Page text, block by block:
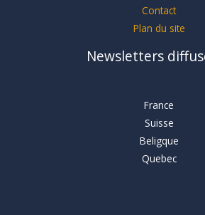
Contact
Plan du site
Newsletters
France
Suisse
Beligque
Quebec